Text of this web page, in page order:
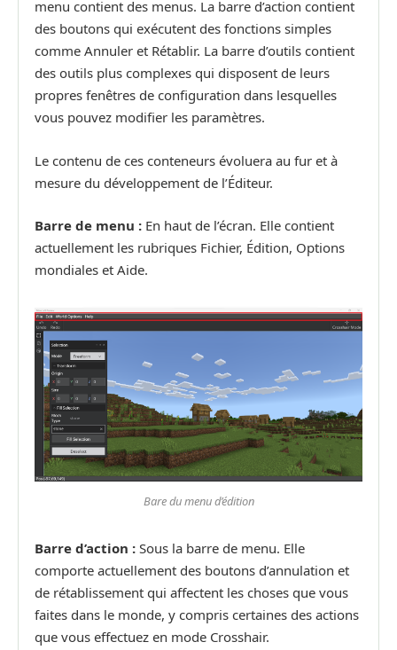
menu contient des menus. La barre d’action contient
des boutons qui exécutent des fonctions simples
comme Annuler et Rétablir. La barre d’outils contient
des outils plus complexes qui disposent de leurs
propres fenêtres de configuration dans lesquelles
vous pouvez modifier les paramètres.
Le contenu de ces conteneurs évoluera au fur et à
mesure du développement de l’Éditeur.
Barre de menu : En haut de l’écran. Elle contient
actuellement les rubriques Fichier, Édition, Options
mondiales et Aide.
Bare du menu d’édition
Barre d’action : Sous la barre de menu. Elle
comporte actuellement des boutons d’annulation et
de rétablissement qui affectent les choses que vous
faites dans le monde, y compris certaines des actions
que vous effectuez en mode Crosshair.